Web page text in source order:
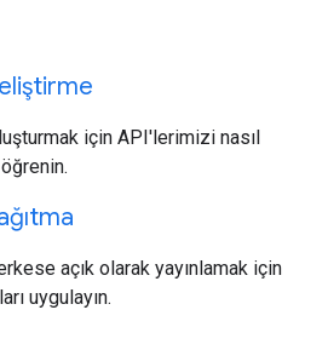
için API'lerimizi nasıl
öğrenin.
açık olarak yayınlamak için
uygulayın.